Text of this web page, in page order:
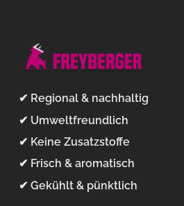
✔ Regional & nachhaltig
✔ Umweltfreundlich
✔ Keine Zusatzstoffe
✔ Frisch & aromatisch
✔ Gekühlt & pünktlich